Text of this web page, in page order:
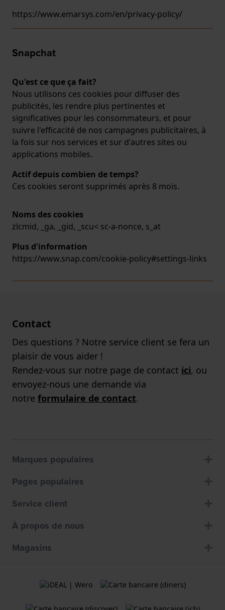
https://www.emarsys.com/en/privacy-policy/
Snapchat
Qu'est ce que ça fait?
Nous utilisons ces cookies pour diffuser des
publicités, les rendre plus pertinentes et
significatives pour les consommateurs, et pour
suivre l'efficacité de nos campagnes publicitaires, à
la fois sur nos services et sur d'autres sites ou
applications mobiles.
Actif depuis combien de temps?
Ces cookies seront supprimés après 8 mois.
Noms des cookies
zlcmid, _ga, _gid, _scu< sc-a-nonce, s_at
Plus d'information
https://www.snap.com/cookie-policy#settings-links
Contact
Des questions ? Notre service client se fera un
plaisir de vous aider !
Rendez-vous sur notre page de contact ici, ou
envoyez-nous une demande via
notre formulaire de contact.
Marques populaires
Pages populaires
Service client
À propos de nous
Magasins